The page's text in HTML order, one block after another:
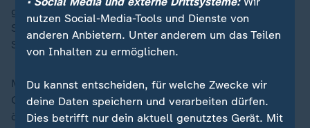
geeinigt. Hinzu kamen steuer- und abgabenfreie
Sonderzahlungen von insgesamt 3.000 Euro und ein
Sockelbetrag von 200 Euro.
Mit dem nun auslaufenden Tarifabschluss hatten die
Gewerkschaften die größte Tariferhöhung im
öffentlichen Dienst seit Jahrzehnten erzielt. Damit
nutzen Social-Media-Tools und Dienste von
anderen Anbietern. Unter anderem um das Teilen
von Inhalten zu ermöglichen.
Du kannst entscheiden, für welche Zwecke wir
deine Daten speichern und verarbeiten dürfen.
Dies betrifft nur dein aktuell genutztes Gerät. Mit